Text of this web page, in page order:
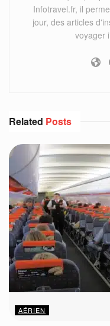
Infotravel.fr, il
jour, des articles
voyager
Related Posts
AÉRIEN